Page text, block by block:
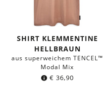
SHIRT KLEMMENTINE
HELLBRAUN
aus superweichem TENCEL™
Modal Mix
€ 36,90